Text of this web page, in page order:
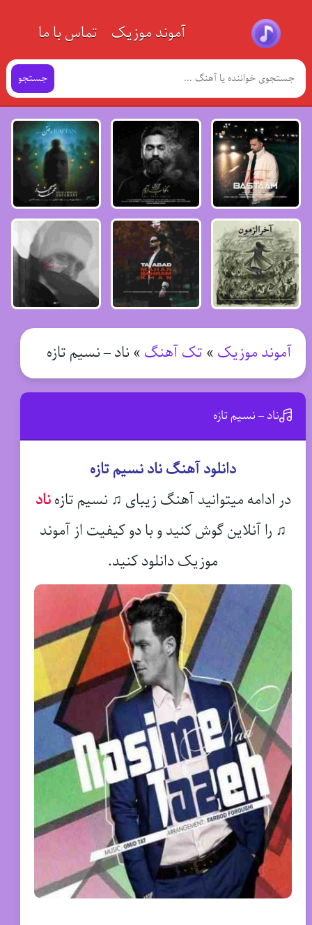
آموند موزیک تماس با ما
جستجو
آموند موزیک » تک آهنگ » ناد – نسیم تازه
ناد – نسیم تازه
دانلود آهنگ ناد نسیم تازه
در ادامه میتوانید آهنگ زیبای ♫ نسیم تازهناد
♫ را آنلاین گوش کنید و با دو کیفیت از آموند
موزیک دانلود کنید.